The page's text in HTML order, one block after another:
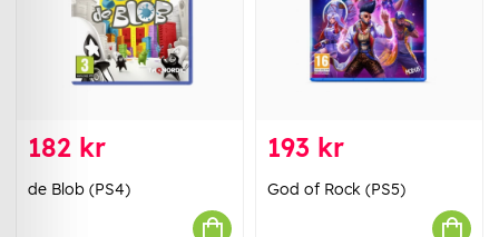
182 kr
de Blob (PS4)
193 kr
God of Rock (PS5)